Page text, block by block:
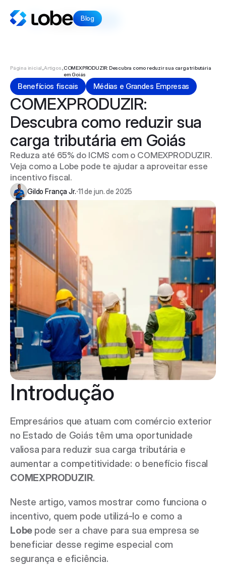
Página inicial•Artigos•COMEXPRODUZIR: Descubra como reduzir sua carga tributária
em Goiás
Benefícios fiscais Médias e Grandes Empresas
COMEXPRODUZIR:
Descubra como reduzir sua
carga tributária em Goiás
Reduza até 65% do ICMS com o COMEXPRODUZIR.
Veja como a Lobe pode te ajudar a aproveitar esse
incentivo fiscal.
Gildo França Jr.•11 de jun. de 2025
Introdução
Empresários que atuam com comércio exterior
no Estado de Goiás têm uma oportunidade
valiosa para reduzir sua carga tributária e
COMEXPRODUZIR.
Neste artigo, vamos mostrar como funciona o
Lobe pode ser a chave para sua empresa se
beneficiar desse regime especial com
segurança e eficiência.
Blog
Blog
Artigos
Voltar ao site
Instagram